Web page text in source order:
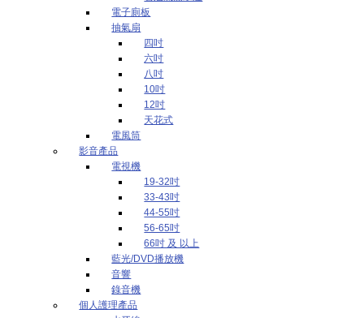
電子廁板
抽氣扇
四吋
六吋
八吋
10吋
12吋
天花式
電風筒
影音產品
電視機
19-32吋
33-43吋
44-55吋
56-65吋
66吋 及 以上
藍光/DVD播放機
音響
錄音機
個人護理產品